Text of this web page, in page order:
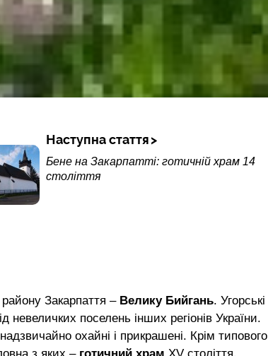
Наступна стаття
Бене на Закарпатті: готичній храм 14
століття
району Закарпаття – Велику Бийгань. Угорські
невеличких поселень інших регіонів України.
охайні і прикрашені. Крім типового
з яких – готичний храм XV століття.